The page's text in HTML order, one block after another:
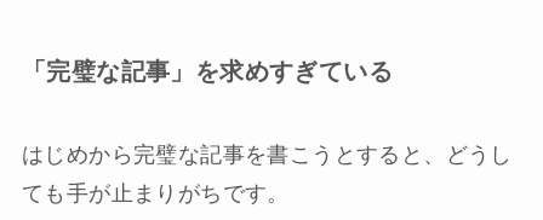
「完璧な記事」を求めすぎている
はじめから完璧な記事を書こうとすると、どうし
ても手が止まりがちです。